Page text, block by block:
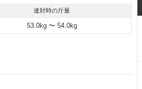
連対時の斤量
53.0kg 〜 54.0kg